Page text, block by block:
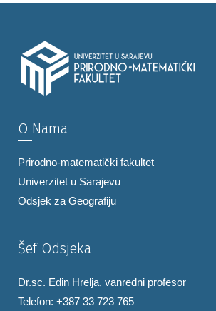
O Nama
Prirodno-matematički fakultet
Univerzitet u Sarajevu
Odsjek za Geografiju
Šef Odsjeka
Dr.sc. Edin Hrelja, vanredni profesor
Telefon: +387 33 723 765